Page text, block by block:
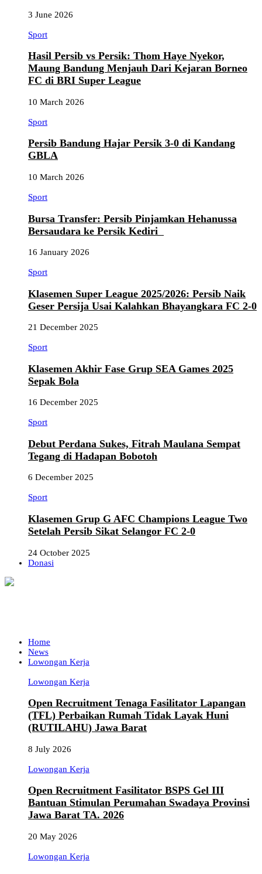
3 June 2026
Sport
Hasil Persib vs Persik: Thom Haye Nyekor,
Maung Bandung Menjauh Dari Kejaran Borneo
FC di BRI Super League
10 March 2026
Sport
Persib Bandung Hajar Persik 3-0 di Kandang
GBLA
10 March 2026
Sport
Bursa Transfer: Persib Pinjamkan Hehanussa
Bersaudara ke Persik Kediri
16 January 2026
Sport
Klasemen Super League 2025/2026: Persib Naik
Geser Persija Usai Kalahkan Bhayangkara FC 2-0
21 December 2025
Sport
Klasemen Akhir Fase Grup SEA Games 2025
Sepak Bola
16 December 2025
Sport
Debut Perdana Sukes, Fitrah Maulana Sempat
Tegang di Hadapan Bobotoh
6 December 2025
Sport
Klasemen Grup G AFC Champions League Two
Setelah Persib Sikat Selangor FC 2-0
24 October 2025
Donasi
Home
News
Lowongan Kerja
Lowongan Kerja
Open Recruitment Tenaga Fasilitator Lapangan
(TFL) Perbaikan Rumah Tidak Layak Huni
(RUTILAHU) Jawa Barat
8 July 2026
Lowongan Kerja
Open Recruitment Fasilitator BSPS Gel III
Bantuan Stimulan Perumahan Swadaya Provinsi
Jawa Barat TA. 2026
20 May 2026
Lowongan Kerja